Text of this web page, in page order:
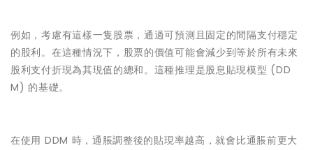
例如，考慮有這樣一隻股票，通過可預測且固定的間隔支付穩定
的股利。在這種情況下，股票的價值可能會減少到等於所有未來
股利支付折現為其現值的總和。這種推理是股息貼現模型 (DD
M) 的基礎。
在使用 DDM 時，通脹調整後的貼現率越高，就會比通脹前更大